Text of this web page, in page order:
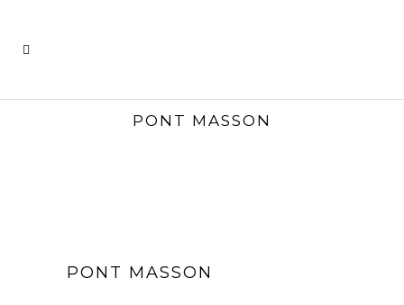
PONT MASSON
PONT MASSON